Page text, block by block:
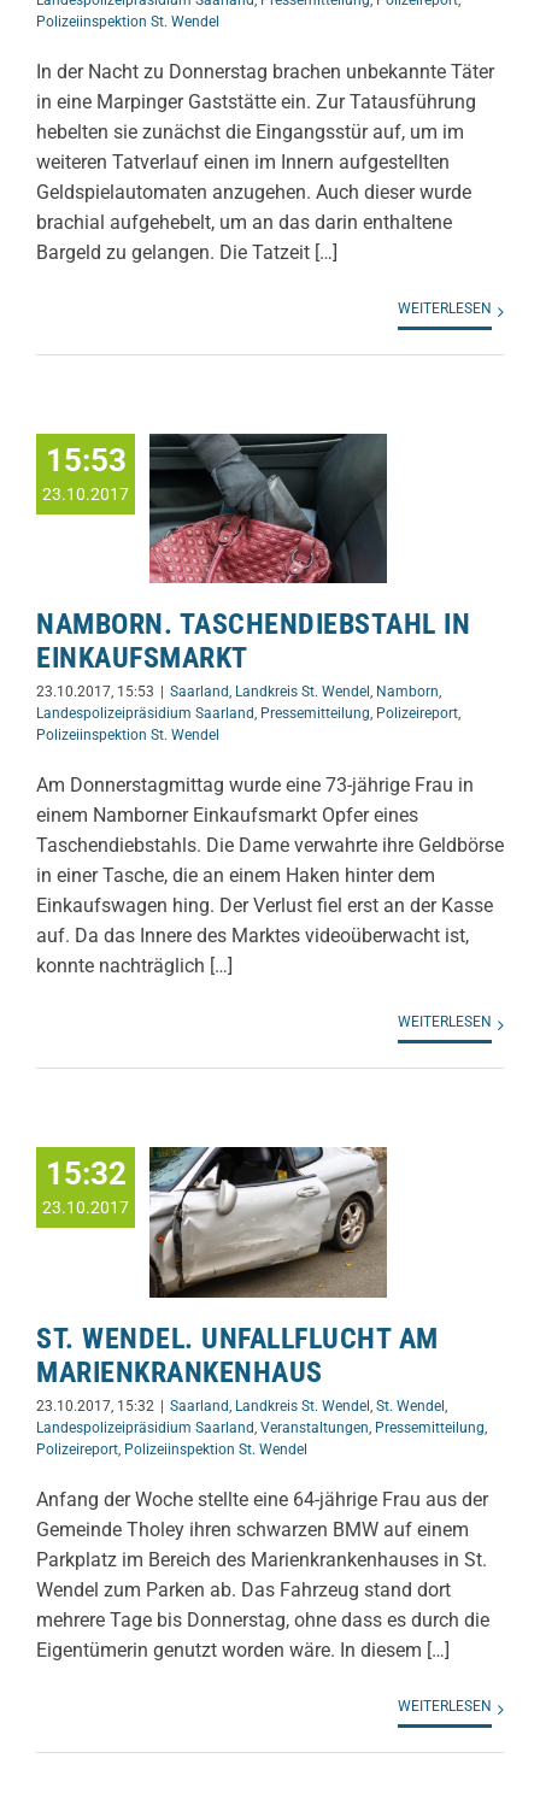
Polizeiinspektion St. Wendel
In der Nacht zu Donnerstag brachen unbekannte Täter
in eine Marpinger Gaststätte ein. Zur Tatausführung
hebelten sie zunächst die Eingangsstür auf, um im
weiteren Tatverlauf einen im Innern aufgestellten
Geldspielautomaten anzugehen. Auch dieser wurde
brachial aufgehebelt, um an das darin enthaltene
Bargeld zu gelangen. Die Tatzeit […]
WEITERLESEN
15:53
23.10.2017
NAMBORN. TASCHENDIEBSTAHL IN
EINKAUFSMARKT
23.10.2017, 15:53 Saarland, Landkreis St. Wendel , Namborn,
Landespolizeipräsidium Saarland, Pressemitteilung, Polizeireport,
Polizeiinspektion St. Wendel
Am Donnerstagmittag wurde eine 73-jährige Frau in
einem Namborner Einkaufsmarkt Opfer eines
Taschendiebstahls. Die Dame verwahrte ihre Geldbörse
in einer Tasche, die an einem Haken hinter dem
Einkaufswagen hing. Der Verlust fiel erst an der Kasse
auf. Da das Innere des Marktes videoüberwacht ist,
konnte nachträglich […]
WEITERLESEN
15:32
23.10.2017
ST. WENDEL. UNFALLFLUCHT AM
MARIENKRANKENHAUS
23.10.2017, 15:32 | Saarland Landkreis St. Wendel St. Wendel
Landespolizeipräsidium Saarland Veranstaltungen Pressemitteilung
Polizeireport Polizeiinspektion St. Wendel
Anfang der Woche stellte eine 64-jährige Frau aus der
Gemeinde Tholey ihren schwarzen BMW auf einem
Parkplatz im Bereich des Marienkrankenhauses in St.
Wendel zum Parken ab. Das Fahrzeug stand dort
mehrere Tage bis Donnerstag, ohne dass es durch die
Eigentümerin genutzt worden wäre. In diesem […]
WEITERLESEN